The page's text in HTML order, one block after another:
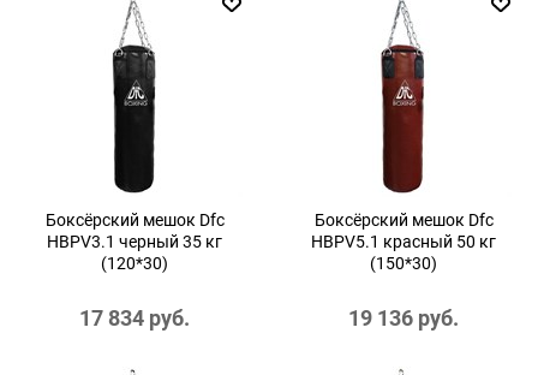
Боксёрский мешок Dfc
HBPV3.1 черный 35 кг
(120*30)
17 834 руб.
Боксёрский мешок Dfc
HBPV5.1 красный 50 кг
(150*30)
19 136 руб.